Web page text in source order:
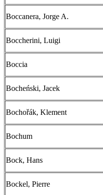
Boccanera, Jorge A.
Boccherini, Luigi
Boccia
Bocheński, Jacek
Bochořák, Klement
Bochum
Bock, Hans
Bockel, Pierre